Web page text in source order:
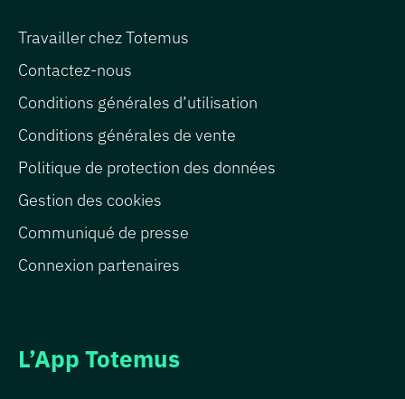
Travailler chez Totemus
Contactez-nous
Conditions générales d’utilisation
Conditions générales de vente
Politique de protection des données
Gestion des cookies
Communiqué de presse
Connexion partenaires
L’App Totemus